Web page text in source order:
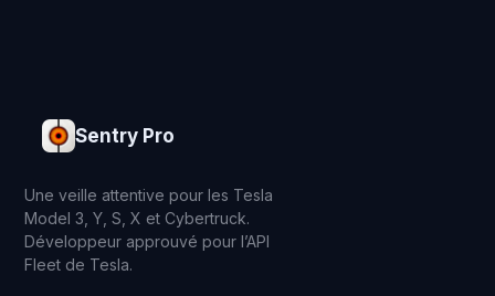
Sentry Pro
Une veille attentive pour les Tesla
Model 3, Y, S, X et Cybertruck.
Développeur approuvé pour l’API
Fleet de Tesla.